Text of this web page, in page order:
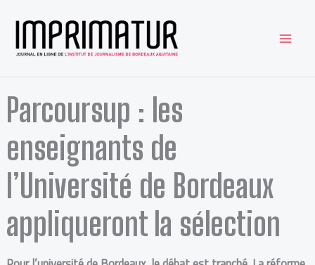
Parcoursup : les
enseignants de
l’Université de Bordeaux
appliqueront la sélection